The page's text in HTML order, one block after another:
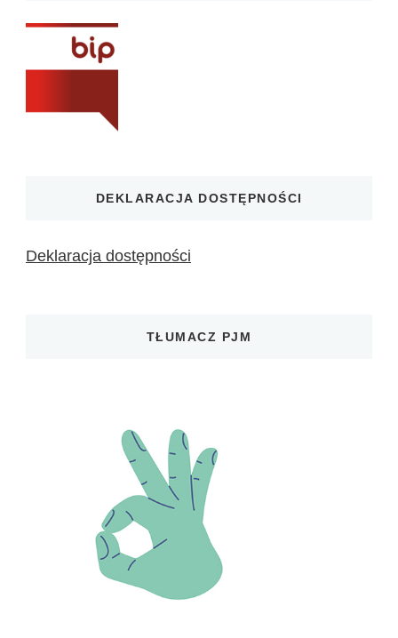
DEKLARACJA DOSTĘPNOŚCI
Deklaracja dostępności
TŁUMACZ PJM